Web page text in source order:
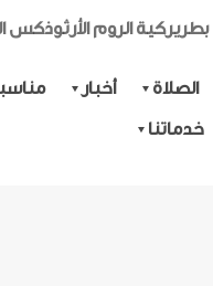
بطريركية الروم الأرثوذكس
الصلاة أخبار
خدماتنا